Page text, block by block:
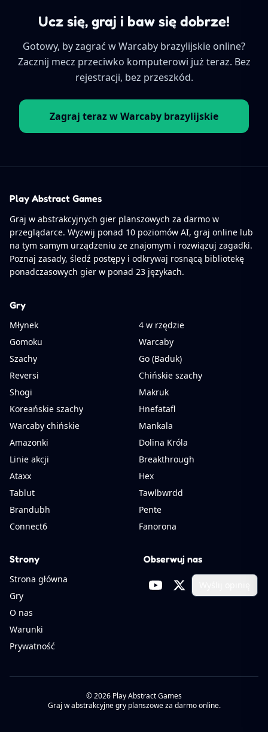
Ucz się, graj i baw się dobrze!
Gotowy, by zagrać w Warcaby brazylijskie online?
Zacznij mecz przeciwko komputerowi już teraz. Bez
rejestracji, bez przeszkód.
Zagraj teraz w Warcaby brazylijskie
Play Abstract Games
Graj w abstrakcyjnych gier planszowych za darmo w
przeglądarce. Wyzwij ponad 10 poziomów AI, graj online lub
na tym samym urządzeniu ze znajomym i rozwiązuj zagadki.
Poznaj zasady, śledź postępy i odkrywaj rosnącą bibliotekę
ponadczasowych gier w ponad 23 językach.
Gry
Młynek
4 w rzędzie
Gomoku
Warcaby
Szachy
Go (Baduk)
Reversi
Chińskie szachy
Shogi
Makruk
Koreańskie szachy
Hnefatafl
Warcaby chińskie
Mankala
Amazonki
Dolina Króla
Linie akcji
Breakthrough
Ataxx
Hex
Tablut
Tawlbwrdd
Brandubh
Pente
Connect6
Fanorona
Strony
Strona główna
Gry
O nas
Warunki
Prywatność
Obserwuj nas
©2026 Play Abstract Games
Graj w abstrakcyjne gry planszowe za darmo online.